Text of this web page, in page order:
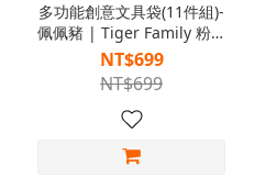
多功能創意文具袋(11件組)-
佩佩豬 | Tiger Family 粉紅
豬小妹聯名款
NT$699
NT$699